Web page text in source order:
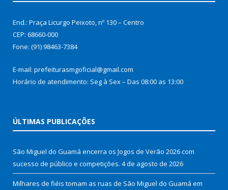
End.: Praça Licurgo Peixoto, nº 130 – Centro
CEP: 68660-000
Fone: (91) 98463-7384
E-mail: prefeiturasmgoficial@gmail.com
Horário de atendimento: Seg à Sex – Das 08:00 as 13:00
ÚLTIMAS PUBLICAÇÕES
São Miguel do Guamá encerra os Jogos de Verão 2026 com
sucesso de público e competições. 4 de agosto de 2026
Milhares de fiéis tomam as ruas de São Miguel do Guamá em